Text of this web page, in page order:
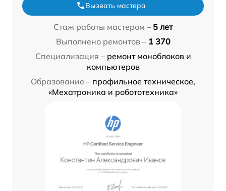
Вызвать мастера
Стаж работы мастером – 5 лет
Выполнено ремонтов – 1 370
Специализация – ремонт моноблоков и
компьютеров
Образование – профильное техническое,
«Мехатроника и робототехника»